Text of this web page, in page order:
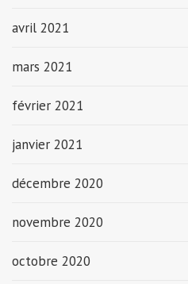
avril 2021
mars 2021
février 2021
janvier 2021
décembre 2020
novembre 2020
octobre 2020